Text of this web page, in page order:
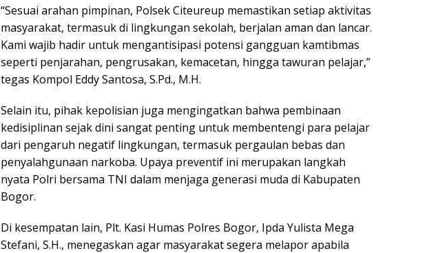
“Sesuai arahan pimpinan, Polsek Citeureup memastikan setiap aktivitas
masyarakat, termasuk di lingkungan sekolah, berjalan aman dan lancar.
Kami wajib hadir untuk mengantisipasi potensi gangguan kamtibmas
seperti penjarahan, pengrusakan, kemacetan, hingga tawuran pelajar,”
tegas Kompol Eddy Santosa, S.Pd., M.H.
Selain itu, pihak kepolisian juga mengingatkan bahwa pembinaan
kedisiplinan sejak dini sangat penting untuk membentengi para pelajar
dari pengaruh negatif lingkungan, termasuk pergaulan bebas dan
penyalahgunaan narkoba. Upaya preventif ini merupakan langkah
nyata Polri bersama TNI dalam menjaga generasi muda di Kabupaten
Bogor.
Di kesempatan lain, Plt. Kasi Humas Polres Bogor, Ipda Yulista Mega
Stefani, S.H., menegaskan agar masyarakat segera melapor apabila